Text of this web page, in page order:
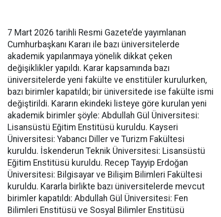
7 Mart 2026 tarihli Resmi Gazete’de yayımlanan
Cumhurbaşkanı Kararı ile bazı üniversitelerde
akademik yapılanmaya yönelik dikkat çeken
değişiklikler yapıldı. Karar kapsamında bazı
üniversitelerde yeni fakülte ve enstitüler kurulurken,
bazı birimler kapatıldı; bir üniversitede ise fakülte ismi
değiştirildi. Kararın ekindeki listeye göre kurulan yeni
akademik birimler şöyle: Abdullah Gül Üniversitesi:
Lisansüstü Eğitim Enstitüsü kuruldu. Kayseri
Üniversitesi: Yabancı Diller ve Turizm Fakültesi
kuruldu. İskenderun Teknik Üniversitesi: Lisansüstü
Eğitim Enstitüsü kuruldu. Recep Tayyip Erdoğan
Üniversitesi: Bilgisayar ve Bilişim Bilimleri Fakültesi
kuruldu. Kararla birlikte bazı üniversitelerde mevcut
birimler kapatıldı: Abdullah Gül Üniversitesi: Fen
Bilimleri Enstitüsü ve Sosyal Bilimler Enstitüsü